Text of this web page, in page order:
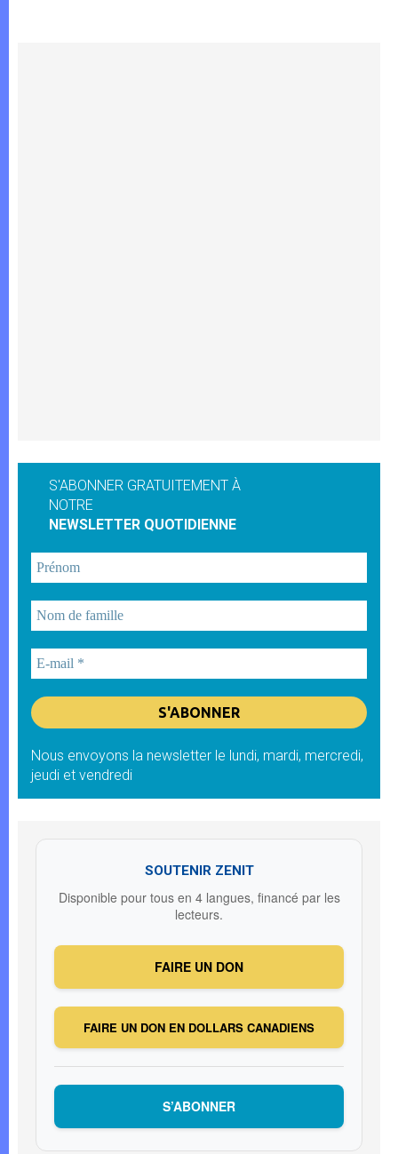
S'ABONNER GRATUITEMENT À
NOTRE
NEWSLETTER QUOTIDIENNE
Nous envoyons la newsletter le lundi, mardi, mercredi,
jeudi et vendredi
SOUTENIR ZENIT
Disponible pour tous en 4 langues, financé par les
lecteurs.
FAIRE UN DON
FAIRE UN DON EN DOLLARS CANADIENS
S’ABONNER